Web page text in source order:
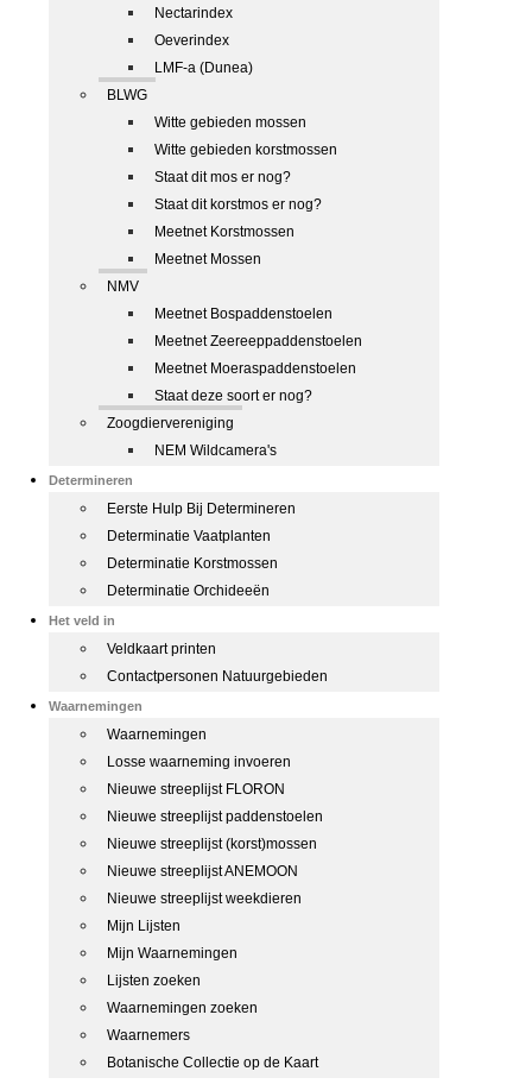
Nectarindex
Oeverindex
LMF-a (Dunea)
BLWG
Witte gebieden mossen
Witte gebieden korstmossen
Staat dit mos er nog?
Staat dit korstmos er nog?
Meetnet Korstmossen
Meetnet Mossen
NMV
Meetnet Bospaddenstoelen
Meetnet Zeereeppaddenstoelen
Meetnet Moeraspaddenstoelen
Staat deze soort er nog?
Zoogdiervereniging
NEM Wildcamera's
Determineren
Eerste Hulp Bij Determineren
Determinatie Vaatplanten
Determinatie Korstmossen
Determinatie Orchideeën
Het veld in
Veldkaart printen
Contactpersonen Natuurgebieden
Waarnemingen
Waarnemingen
Losse waarneming invoeren
Nieuwe streeplijst FLORON
Nieuwe streeplijst paddenstoelen
Nieuwe streeplijst (korst)mossen
Nieuwe streeplijst ANEMOON
Nieuwe streeplijst weekdieren
Mijn Lijsten
Mijn Waarnemingen
Lijsten zoeken
Waarnemingen zoeken
Waarnemers
Botanische Collectie op de Kaart